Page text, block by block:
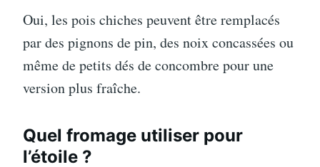
Oui, les pois chiches peuvent être remplacés
par des pignons de pin, des noix concassées ou
même de petits dés de concombre pour une
version plus fraîche.
Quel fromage utiliser pour
l’étoile ?